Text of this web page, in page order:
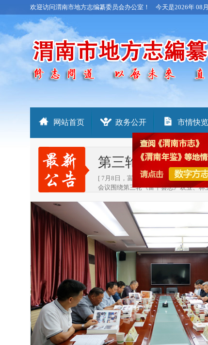
欢迎访问渭南市地方志编纂委员会办公室！ 今天是2026年 08
网站首页 政务公开 市情快览
第三轮《富平县
[ 7月8日，富平县地方志办公室组织召
会议围绕第三轮《富平县志》农业、